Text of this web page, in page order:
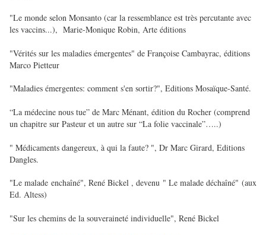
"Le monde selon Monsanto (car la ressemblance est très percutante avec
les vaccins...), Marie-Monique Robin, Arte éditions
"Vérités sur les maladies émergentes" de Françoise Cambayrac, éditions
Marco Pietteur
"Maladies émergentes: comment s'en sortir?", Editions Mosaïque-Santé.
“La médecine nous tue” de Marc Ménant, édition du Rocher (comprend
un chapitre sur Pasteur et un autre sur “La folie vaccinale”…..)
" Médicaments dangereux, à qui la faute? ", Dr Marc Girard, Editions
Dangles.
"Le malade enchaîné", René Bickel , devenu " Le malade déchaîné" (aux
Ed. Altess)
"Sur les chemins de la souveraineté individuelle", René Bickel